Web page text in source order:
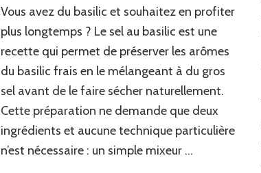
au
basilic
l’astuce
pour
conserver
basilic
toute
l’année
Vous avez du basilic et souhaitez en profiter
plus longtemps ? Le sel au basilic est une
recette qui permet de préserver les arômes
du basilic frais en le mélangeant à du gros
sel avant de le faire sécher naturellement.
Cette préparation ne demande que deux
ingrédients et aucune technique particulière
n’est nécessaire : un simple mixeur …